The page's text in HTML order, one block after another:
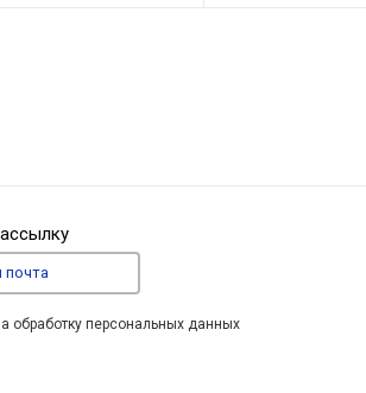
обработку персональных данных